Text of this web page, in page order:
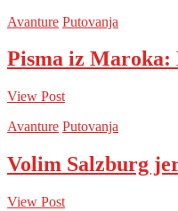
Avanture Putovanja
Pisma iz
View Post
Avanture Putovanja
Volim Salzburg
View Post